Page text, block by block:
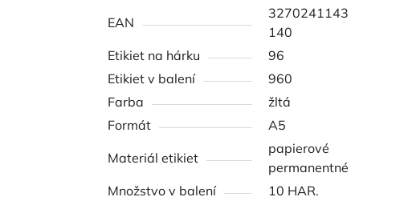
EAN
3270241143
140
Etikiet na hárku
96
Etikiet v balení
960
Farba
žltá
Formát
A5
Materiál etikiet
papierové
permanentné
Množstvo v balení
10 HAR.